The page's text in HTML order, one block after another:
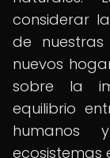
considerar
de
nuevos
sobre la
equilibrio
humanos
ecosistemas